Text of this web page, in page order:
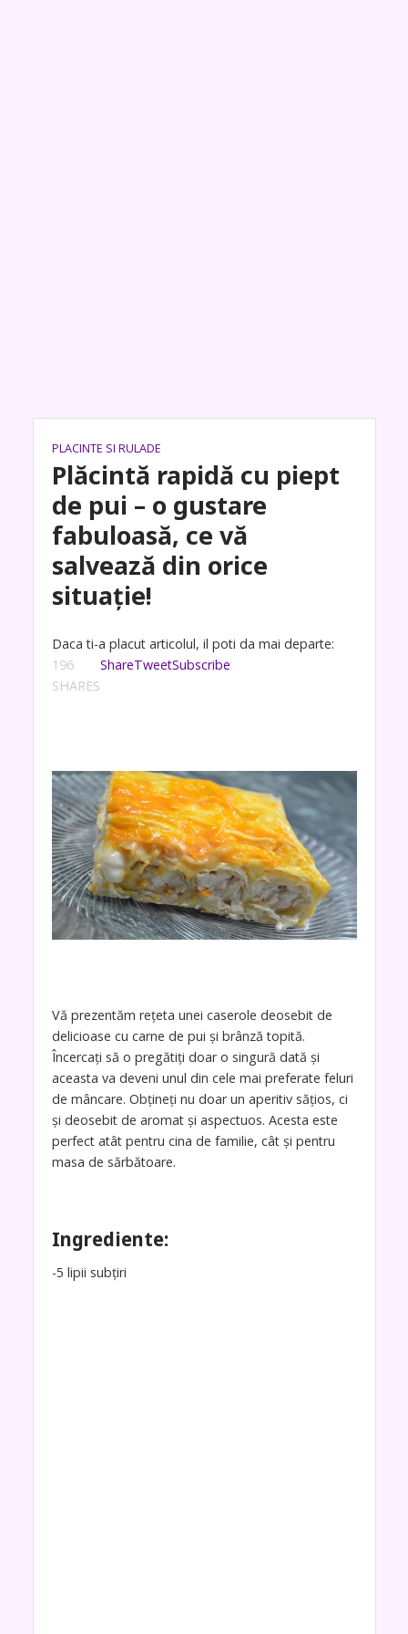
PLACINTE SI RULADE
Plăcintă rapidă cu piept
de pui – o gustare
fabuloasă, ce vă
salvează din orice
situație!
Daca ti-a placut articolul, il poti da mai departe:
196
SHARES
ShareTweetSubscribe
Vă prezentăm rețeta unei caserole deosebit de
delicioase cu carne de pui și brânză topită.
Încercați să o pregătiți doar o singură dată și
aceasta va deveni unul din cele mai preferate feluri
de mâncare. Obțineți nu doar un aperitiv sățios, ci
și deosebit de aromat și aspectuos. Acesta este
perfect atât pentru cina de familie, cât și pentru
masa de sărbătoare.
Ingrediente:
-5 lipii subțiri